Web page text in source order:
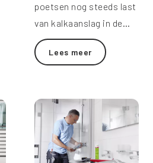
poetsen nog steeds last
van kalkaanslag in de
badkamer? Zo ga je kalk
te lijf!Lees meer